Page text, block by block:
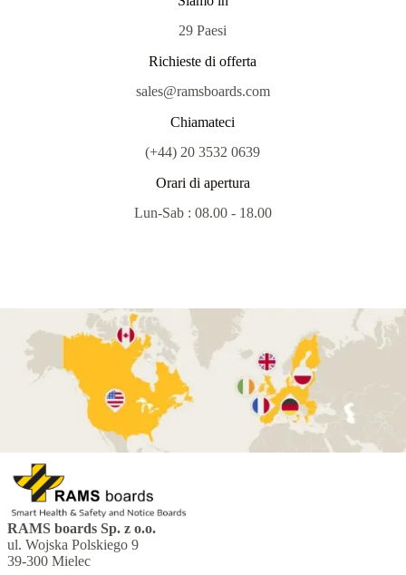
29 Paesi
Richieste di offerta
sales@ramsboards.com
Chiamateci
(+44) 20 3532 0639
Orari di apertura
Lun-Sab : 08.00 - 18.00
RAMS boards Sp. z o.o.
ul. Wojska Polskiego 9
39-300 Mielec